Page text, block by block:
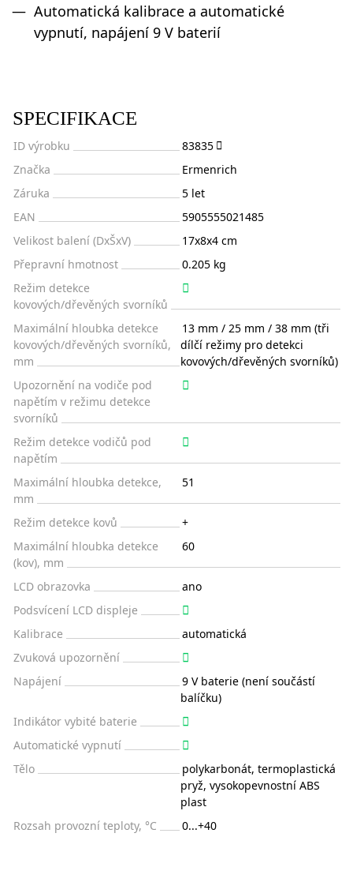
Automatická kalibrace a automatické
vypnutí, napájení 9 V baterií
SPECIFIKACE
ID výrobku
83835
Značka
Ermenrich
Záruka
5 let
EAN
5905555021485
Velikost balení (DxŠxV)
17x8x4 cm
Přepravní hmotnost
0.205 kg
Režim detekce
kovových/dřevěných svorníků
Maximální hloubka detekce
kovových/dřevěných svorníků,
mm
13 mm / 25 mm / 38 mm (tři
dílčí režimy pro detekci
kovových/dřevěných svorníků)
Upozornění na vodiče pod
napětím v režimu detekce
svorníků
Režim detekce vodičů pod
napětím
Maximální hloubka detekce,
mm
51
Režim detekce kovů
+
Maximální hloubka detekce
(kov), mm
60
LCD obrazovka
ano
Podsvícení LCD displeje
Kalibrace
automatická
Zvuková upozornění
Napájení
9 V baterie (není součástí
balíčku)
Indikátor vybité baterie
Automatické vypnutí
Tělo
polykarbonát, termoplastická
pryž, vysokopevnostní ABS
plast
Rozsah provozní teploty, °C
0...+40